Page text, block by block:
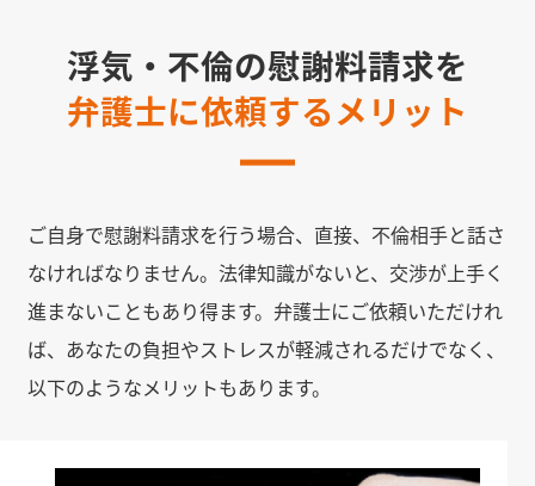
浮気・不倫の慰謝料請求を
弁護士に依頼するメリット
ご自身で慰謝料請求を行う場合、直接、不倫相手と話さ
なければなりません。法律知識がないと、交渉が上手く
進まないこともあり得ます。弁護士にご依頼いただけれ
ば、あなたの負担やストレスが軽減されるだけでなく、
以下のようなメリットもあります。